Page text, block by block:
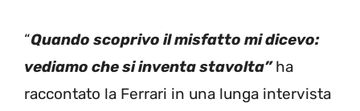
“Quando scoprivo il misfatto mi dicevo:
vediamo che si inventa stavolta”ha
raccontato la Ferrari in una lunga intervista